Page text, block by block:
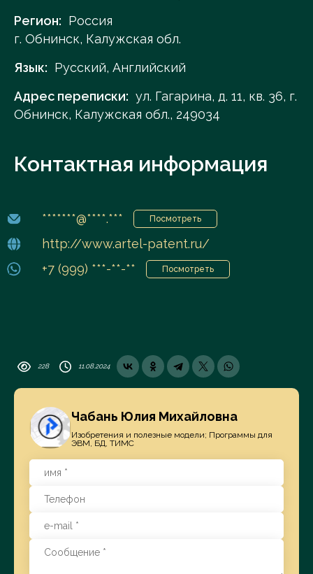
Регион: Россия
г. Обнинск, Калужская обл.
Язык: Русский, Английский
Адрес переписки: ул. Гагарина, д. 11, кв. 36, г.
Обнинск, Калужская обл., 249034
Контактная информация
*******@****.*** Посмотреть
http://www.artel-patent.ru/
+7 (999) ***-**-**
Посмотреть
228 11.08.2024
Чабань Юлия Михайловна
Изобретения и полезные модели; Программы для
ЭВМ, БД, ТИМС